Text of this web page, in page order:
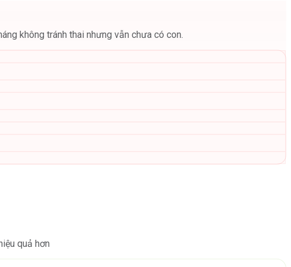
không tránh thai nhưng vẫn chưa có con.
quả hơn